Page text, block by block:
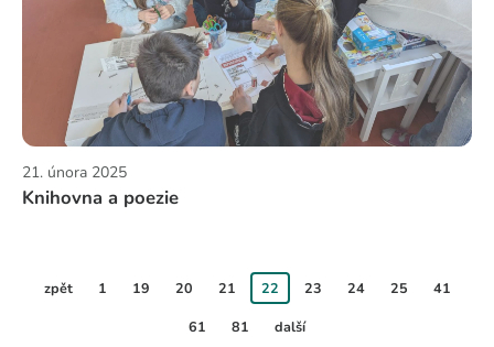
21. února 2025
Knihovna a poezie
zpět 1 19 20 21 22 23 24 25 41
61 81 další